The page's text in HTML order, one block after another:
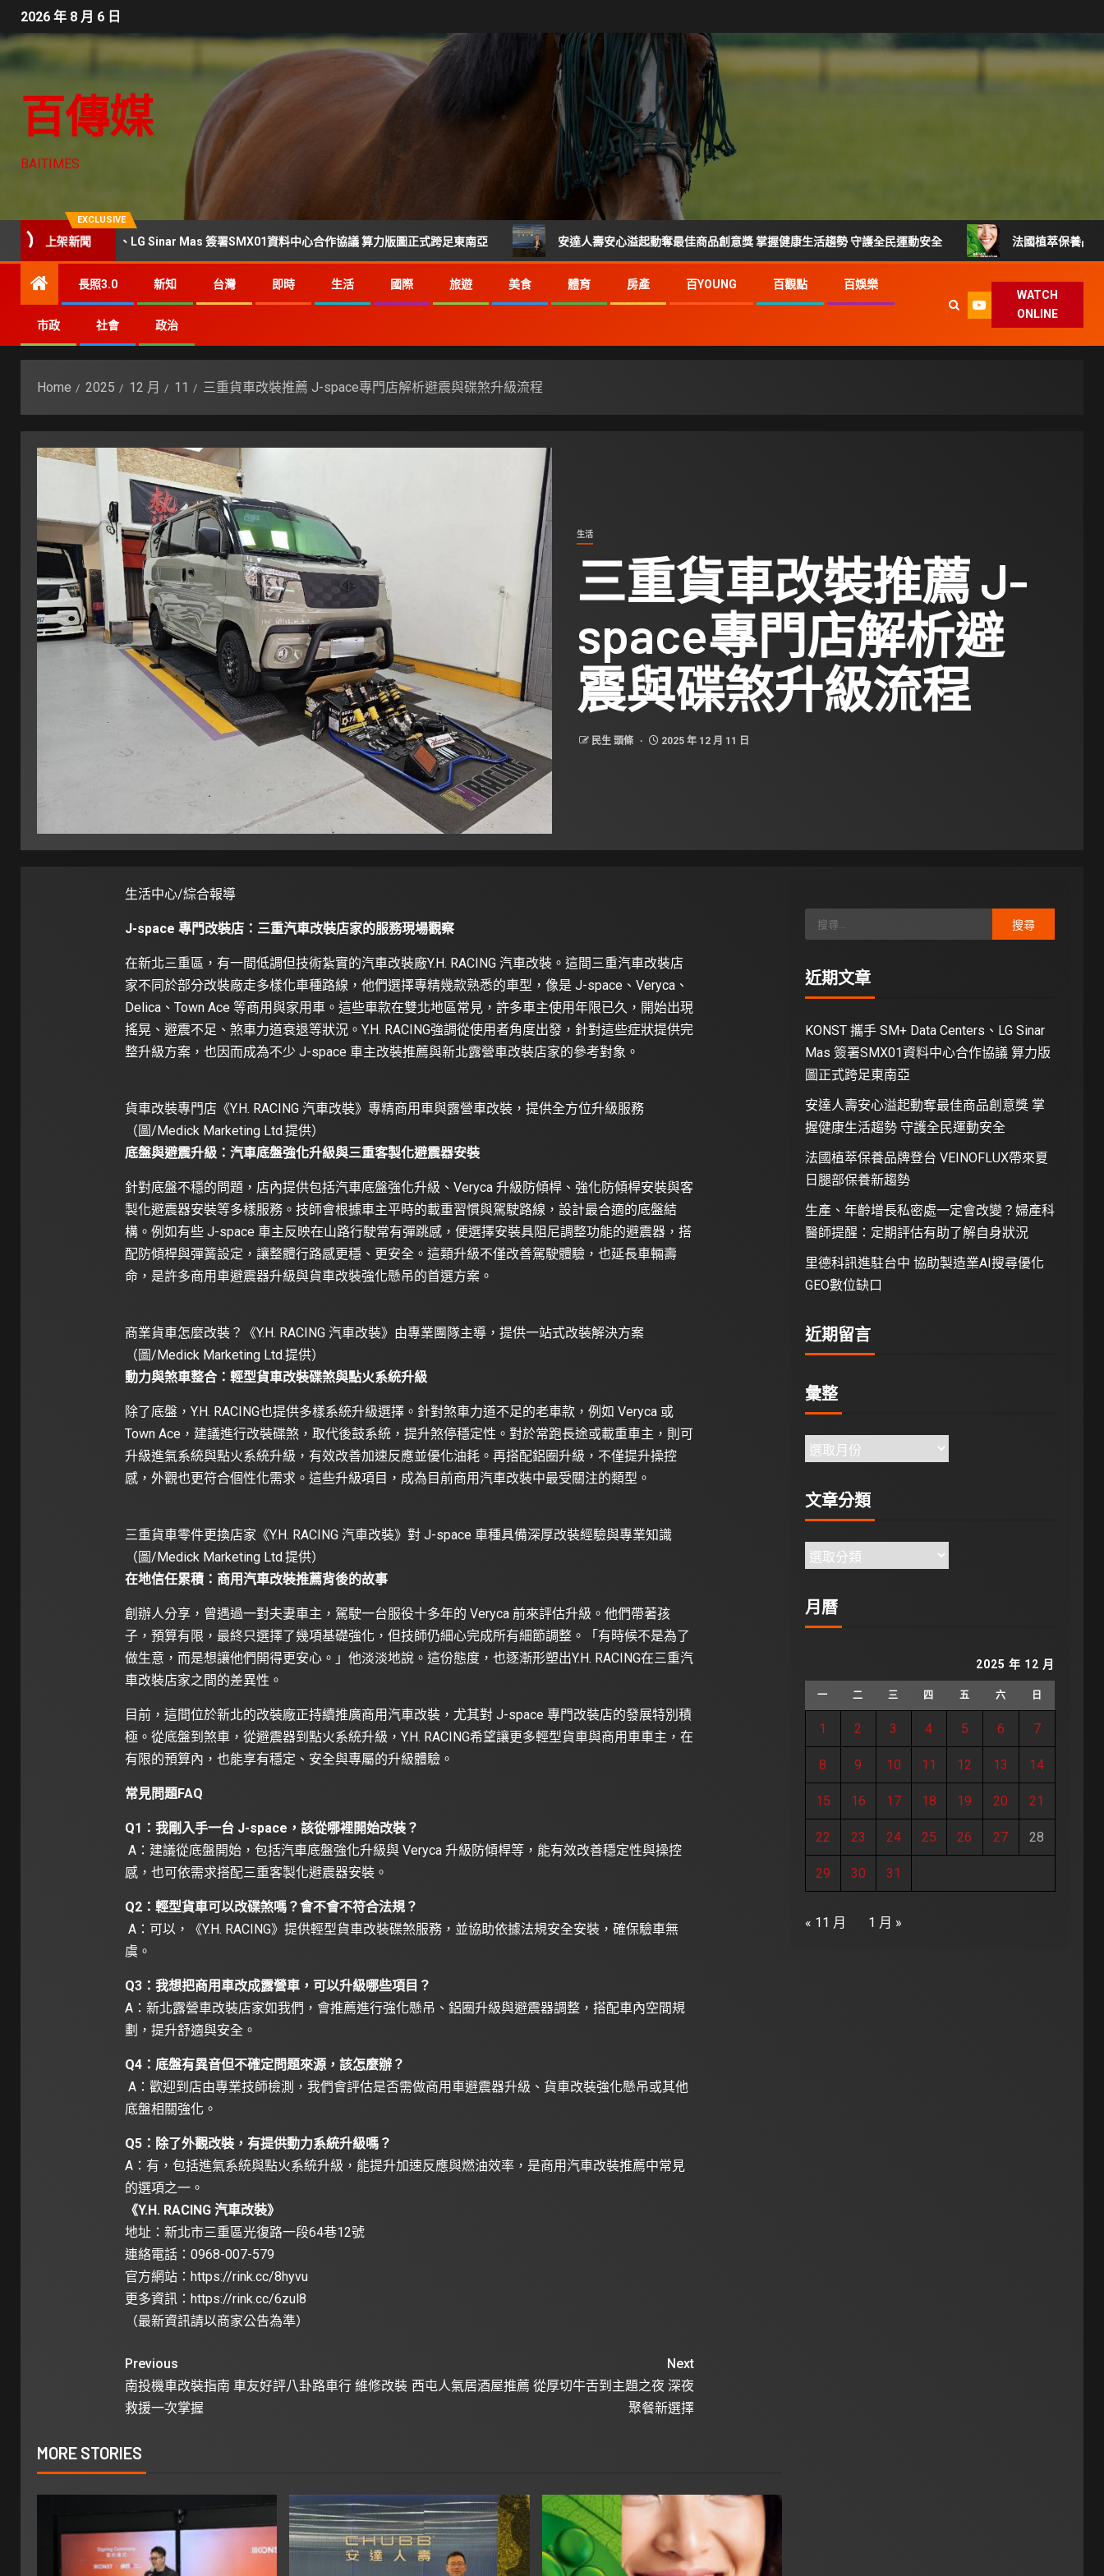
2026 年 8 月 6 日
百傳媒
BAITIMES
EXCLUSIVE
上架新聞
Centers、LG Sinar Mas 簽署SMX01資料中心合作協議 算力版圖正式跨足東南亞 安達人壽安心溢起動奪最佳商品創意獎 掌握健康生活趨勢 守護全民運動安全 法國植萃保養品牌登台
長照3.0 新知 台灣 即時 生活 國際 旅遊 美食 體育 房產 百YOUNG 百觀點 百娛樂
市政 社會 政治
WATCH
ONLINE
Home 2025 12 月 11 三重貨車改裝推薦 J-space專門店解析避震與碟煞升級流程
生活
三重貨車改裝推薦 J-
space專門店解析避
震與碟煞升級流程
民生 頭條 2025 年 12 月 11 日
生活中心/綜合報導
J-space 專門改裝店：三重汽車改裝店家的服務現場觀察
在新北三重區，有一間低調但技術紮實的汽車改裝廠Y.H. RACING 汽車改裝。這間三重汽車改裝店
家不同於部分改裝廠走多樣化車種路線，他們選擇專精幾款熟悉的車型，像是 J-space、Veryca、
Delica、Town Ace 等商用與家用車。這些車款在雙北地區常見，許多車主使用年限已久，開始出現
搖晃、避震不足、煞車力道衰退等狀況。Y.H. RACING強調從使用者角度出發，針對這些症狀提供完
整升級方案，也因而成為不少 J-space 車主改裝推薦與新北露營車改裝店家的參考對象。
貨車改裝專門店《Y.H. RACING 汽車改裝》專精商用車與露營車改裝，提供全方位升級服務
（圖/Medick Marketing Ltd.提供）
底盤與避震升級：汽車底盤強化升級與三重客製化避震器安裝
針對底盤不穩的問題，店內提供包括汽車底盤強化升級、Veryca 升級防傾桿、強化防傾桿安裝與客
製化避震器安裝等多樣服務。技師會根據車主平時的載重習慣與駕駛路線，設計最合適的底盤結
構。例如有些 J-space 車主反映在山路行駛常有彈跳感，便選擇安裝具阻尼調整功能的避震器，搭
配防傾桿與彈簧設定，讓整體行路感更穩、更安全。這類升級不僅改善駕駛體驗，也延長車輛壽
命，是許多商用車避震器升級與貨車改裝強化懸吊的首選方案。
商業貨車怎麼改裝？《Y.H. RACING 汽車改裝》由專業團隊主導，提供一站式改裝解決方案
（圖/Medick Marketing Ltd.提供）
動力與煞車整合：輕型貨車改裝碟煞與點火系統升級
除了底盤，Y.H. RACING也提供多樣系統升級選擇。針對煞車力道不足的老車款，例如 Veryca 或
Town Ace，建議進行改裝碟煞，取代後鼓系統，提升煞停穩定性。對於常跑長途或載重車主，則可
升級進氣系統與點火系統升級，有效改善加速反應並優化油耗。再搭配鋁圈升級，不僅提升操控
感，外觀也更符合個性化需求。這些升級項目，成為目前商用汽車改裝中最受關注的類型。
三重貨車零件更換店家《Y.H. RACING 汽車改裝》對 J-space 車種具備深厚改裝經驗與專業知識
（圖/Medick Marketing Ltd.提供）
在地信任累積：商用汽車改裝推薦背後的故事
創辦人分享，曾遇過一對夫妻車主，駕駛一台服役十多年的 Veryca 前來評估升級。他們帶著孩
子，預算有限，最終只選擇了幾項基礎強化，但技師仍細心完成所有細節調整。「有時候不是為了
做生意，而是想讓他們開得更安心。」他淡淡地說。這份態度，也逐漸形塑出Y.H. RACING在三重汽
車改裝店家之間的差異性。
目前，這間位於新北的改裝廠正持續推廣商用汽車改裝，尤其對 J-space 專門改裝店的發展特別積
極。從底盤到煞車，從避震器到點火系統升級，Y.H. RACING希望讓更多輕型貨車與商用車車主，在
有限的預算內，也能享有穩定、安全與專屬的升級體驗。
常見問題FAQ
Q1：我剛入手一台 J-space，該從哪裡開始改裝？
A：建議從底盤開始，包括汽車底盤強化升級與 Veryca 升級防傾桿等，能有效改善穩定性與操控
感，也可依需求搭配三重客製化避震器安裝。
Q2：輕型貨車可以改碟煞嗎？會不會不符合法規？
A：可以，《Y.H. RACING》提供輕型貨車改裝碟煞服務，並協助依據法規安全安裝，確保驗車無
虞。
Q3：我想把商用車改成露營車，可以升級哪些項目？
A：新北露營車改裝店家如我們，會推薦進行強化懸吊、鋁圈升級與避震器調整，搭配車內空間規
劃，提升舒適與安全。
Q4：底盤有異音但不確定問題來源，該怎麼辦？
A：歡迎到店由專業技師檢測，我們會評估是否需做商用車避震器升級、貨車改裝強化懸吊或其他
底盤相關強化。
Q5：除了外觀改裝，有提供動力系統升級嗎？
A：有，包括進氣系統與點火系統升級，能提升加速反應與燃油效率，是商用汽車改裝推薦中常見
的選項之一。
《Y.H. RACING 汽車改裝》
地址：新北市三重區光復路一段64巷12號
連絡電話：0968-007-579
官方網站： https://rink.cc/8hyvu
更多資訊： https://rink.cc/6zul8
（最新資訊請以商家公告為準）
Previous
南投機車改裝指南 車友好評八卦路車行 維修改裝
救援一次掌握
Next
西屯人氣居酒屋推薦 從厚切牛舌到主題之夜 深夜
聚餐新選擇
MORE STORIES
近期文章
KONST 攜手 SM+ Data Centers、LG Sinar
Mas 簽署SMX01資料中心合作協議 算力版
圖正式跨足東南亞
安達人壽安心溢起動奪最佳商品創意獎 掌
握健康生活趨勢 守護全民運動安全
法國植萃保養品牌登台 VEINOFLUX帶來夏
日腿部保養新趨勢
生產、年齡增長私密處一定會改變？婦產科
醫師提醒：定期評估有助了解自身狀況
里德科訊進駐台中 協助製造業AI搜尋優化
GEO數位缺口
近期留言
彙整
文章分類
月曆
2025 年 12 月
一 二 三 四 五 六 日
1 2 3 4 5 6 7
8 9 10 11 12 13 14
15 16 17 18 19 20 21
22 23 24 25 26 27 28
29 30 31
« 11 月 1 月 »